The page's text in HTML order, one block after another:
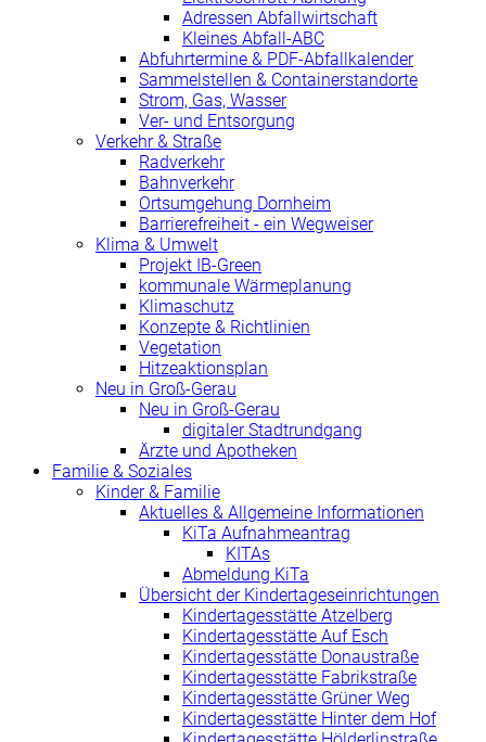
Adressen Abfallwirtschaft
Kleines Abfall-ABC
Abfuhrtermine & PDF-Abfallkalender
Sammelstellen & Containerstandorte
Strom, Gas, Wasser
Ver- und Entsorgung
Verkehr & Straße
Radverkehr
Bahnverkehr
Ortsumgehung Dornheim
Barrierefreiheit - ein Wegweiser
Klima & Umwelt
Projekt IB-Green
kommunale Wärmeplanung
Klimaschutz
Konzepte & Richtlinien
Vegetation
Hitzeaktionsplan
Neu in Groß-Gerau
Neu in Groß-Gerau
digitaler Stadtrundgang
Ärzte und Apotheken
Familie & Soziales
Kinder & Familie
Aktuelles & Allgemeine Informationen
KiTa Aufnahmeantrag
KITAs
Abmeldung KiTa
Übersicht der Kindertageseinrichtungen
Kindertagesstätte Atzelberg
Kindertagesstätte Auf Esch
Kindertagesstätte Donaustraße
Kindertagesstätte Fabrikstraße
Kindertagesstätte Grüner Weg
Kindertagesstätte Hinter dem Hof